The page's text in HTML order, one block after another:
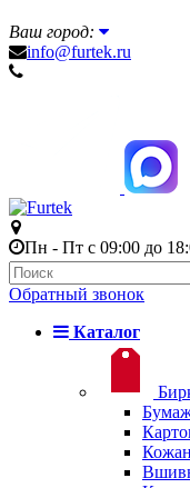
Ваш город:
info@furtek.ru
Пн - Пт с 09:00 до
Обратный звонок
Каталог